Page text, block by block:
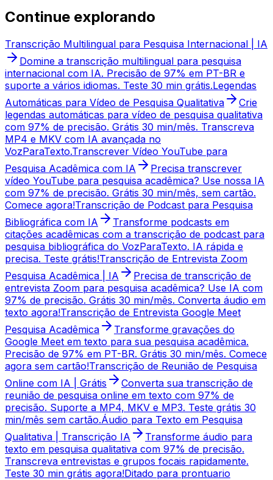
Continue explorando
Transcrição Multilingual para Pesquisa Internacional | IA
Domine a transcrição multilingual para pesquisa
internacional com IA. Precisão de 97% em PT-BR e
suporte a vários idiomas. Teste 30 min grátis.Legendas
Automáticas para Vídeo de Pesquisa Qualitativa
Crie
legendas automáticas para vídeo de pesquisa qualitativa
com 97% de precisão. Grátis 30 min/mês. Transcreva
MP4 e MKV com IA avançada no
VozParaTexto.Transcrever Vídeo YouTube para
Pesquisa Acadêmica com IA
Precisa transcrever
vídeo YouTube para pesquisa acadêmica? Use nossa IA
com 97% de precisão. Grátis 30 min/mês, sem cartão.
Comece agora!Transcrição de Podcast para Pesquisa
Bibliográfica com IA
Transforme podcasts em
citações acadêmicas com a transcrição de podcast para
pesquisa bibliográfica do VozParaTexto. IA rápida e
precisa. Teste grátis!Transcrição de Entrevista Zoom
Pesquisa Acadêmica | IA
Precisa de transcrição de
entrevista Zoom para pesquisa acadêmica? Use IA com
97% de precisão. Grátis 30 min/mês. Converta áudio em
texto agora!Transcrição de Entrevista Google Meet
Pesquisa Acadêmica
Transforme gravações do
Google Meet em texto para sua pesquisa acadêmica.
Precisão de 97% em PT-BR. Grátis 30 min/mês. Comece
agora sem cartão!Transcrição de Reunião de Pesquisa
Online com IA | Grátis
Converta sua transcrição de
reunião de pesquisa online em texto com 97% de
precisão. Suporte a MP4, MKV e MP3. Teste grátis 30
min/mês sem cartão.Áudio para Texto em Pesquisa
Qualitativa | Transcrição IA
Transforme áudio para
texto em pesquisa qualitativa com 97% de precisão.
Transcreva entrevistas e grupos focais rapidamente.
Teste 30 min grátis agora!Ditado para prontuario